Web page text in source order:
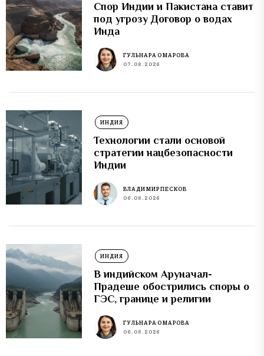
Спор Индии и Пакистана ставит
под угрозу Договор о водах
Инда
ГУЛЬНАРА ОМАРОВА
07.08.2026
ИНДИЯ
Технологии стали основой
стратегии нацбезопасности
Индии
ВЛАДИМИР ПЕСКОВ
06.08.2026
ИНДИЯ
В индийском Аруначал-
Прадеше обострились споры о
ГЭС, границе и религии
ГУЛЬНАРА ОМАРОВА
06.08.2026